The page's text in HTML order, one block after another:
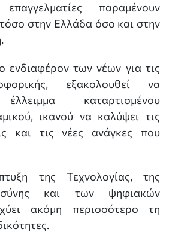
επαγγελματίες παραμένουν
στην Ελλάδα όσο και στην
ενδιαφέρον των νέων για τις
εξακολουθεί να
καταρτισμένου
ικανού να καλύψει τις
και τις νέες ανάγκες που
της Τεχνολογίας, της
και των ψηφιακών
ακόμη περισσότερο τη